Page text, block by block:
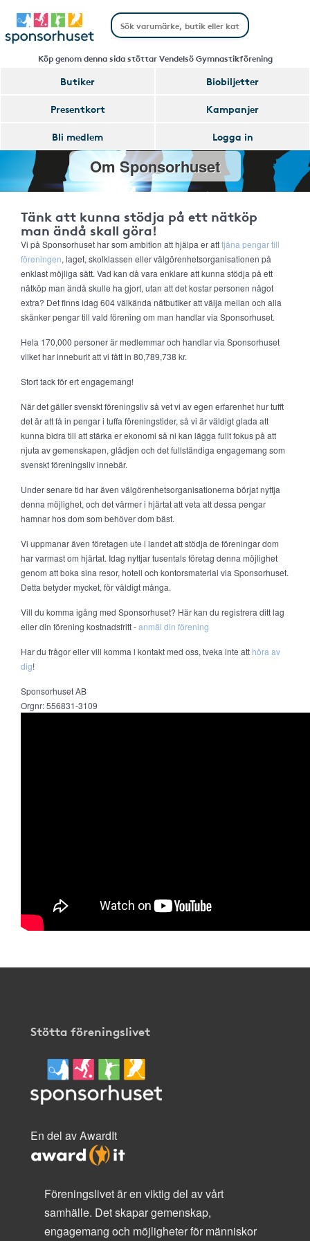
Köp genom denna sida stöttar Vendelsö Gymnastikförening
Butiker
Biobiljetter
Presentkort
Kampanjer
Bli medlem
Logga in
Om Sponsorhuset
Tänk att kunna stödja på ett nätköp
man ändå skall göra!
Vi på Sponsorhuset har som ambition att hjälpa er atttjäna pengar till
föreningen, laget, skolklassen eller välgörenhetsorganisationen på
enklast möjliga sätt. Vad kan då vara enklare att kunna stödja på ett
nätköp man ändå skulle ha gjort, utan att det kostar personen något
extra? Det finns idag 604 välkända nätbutiker att välja mellan och alla
skänker pengar till vald förening om man handlar via Sponsorhuset.
Hela 170,000 personer är medlemmar och handlar via Sponsorhuset
vilket har inneburit att vi fått in 80,789,738 kr.
Stort tack för ert engagemang!
När det gäller svenskt föreningsliv så vet vi av egen erfarenhet hur tufft
det är att få in pengar i tuffa föreningstider, så vi är väldigt glada att
kunna bidra till att stärka er ekonomi så ni kan lägga fullt fokus på att
njuta av gemenskapen, glädjen och det fullständiga engagemang som
svenskt föreningsliv innebär.
Under senare tid har även välgörenhetsorganisationerna börjat nyttja
denna möjlighet, och det värmer i hjärtat att veta att dessa pengar
hamnar hos dom som behöver dom bäst.
Vi uppmanar även företagen ute i landet att stödja de föreningar dom
har varmast om hjärtat. Idag nyttjar tusentals företag denna möjlighet
genom att boka sina resor, hotell och kontorsmaterial via Sponsorhuset.
Detta betyder mycket, för väldigt många.
Vill du komma igång med Sponsorhuset? Här kan du registrera ditt lag
eller din förening kostnadsfritt -anmäl din förening
Har du frågor eller vill komma i kontakt med oss, tveka inte att höra av
dig!
Sponsorhuset AB
Orgnr: 556831-3109
Stötta föreningslivet
En del av AwardIt
Föreningslivet är en viktig del av vårt
samhälle. Det skapar gemenskap,
engagemang och möjligheter för människor